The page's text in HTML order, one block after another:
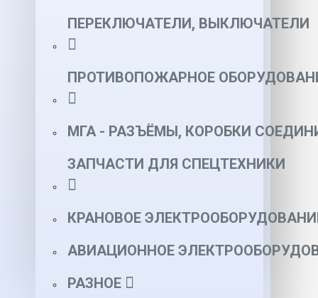
ПЕРЕКЛЮЧАТЕЛИ, ВЫКЛЮЧАТЕЛИ
ПРОТИВОПОЖАРНОЕ
МГА - РАЗЪЁМЫ, КОРОБКИ
ЗАПЧАСТИ ДЛЯ СПЕЦТЕХНИКИ
КРАНОВОЕ
АВИАЦИОННОЕ
РАЗНОЕ